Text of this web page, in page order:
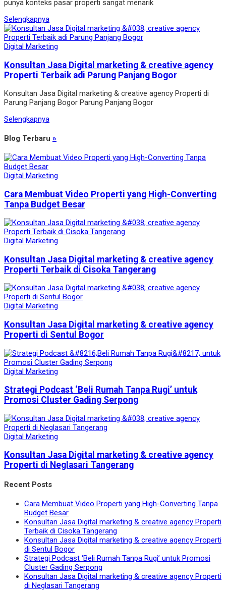
punya konteks pasar properti sangat menarik
Selengkapnya
Digital Marketing
Konsultan Jasa Digital marketing & creative agency
Properti Terbaik adi Parung Panjang Bogor
Konsultan Jasa Digital marketing & creative agency Properti di
Parung Panjang Bogor Parung Panjang Bogor
Selengkapnya
Blog Terbaru »
Digital Marketing
Cara Membuat Video Properti yang High-Converting
Tanpa Budget Besar
Digital Marketing
Konsultan Jasa Digital marketing & creative agency
Properti Terbaik di Cisoka Tangerang
Digital Marketing
Konsultan Jasa Digital marketing & creative agency
Properti di Sentul Bogor
Digital Marketing
Strategi Podcast ‘Beli Rumah Tanpa Rugi’ untuk
Promosi Cluster Gading Serpong
Digital Marketing
Konsultan Jasa Digital marketing & creative agency
Properti di Neglasari Tangerang
Recent Posts
Cara Membuat Video Properti yang High-Converting Tanpa
Budget Besar
Konsultan Jasa Digital marketing & creative agency Properti
Terbaik di Cisoka Tangerang
Konsultan Jasa Digital marketing & creative agency Properti
di Sentul Bogor
Strategi Podcast ‘Beli Rumah Tanpa Rugi’ untuk Promosi
Cluster Gading Serpong
Konsultan Jasa Digital marketing & creative agency Properti
di Neglasari Tangerang